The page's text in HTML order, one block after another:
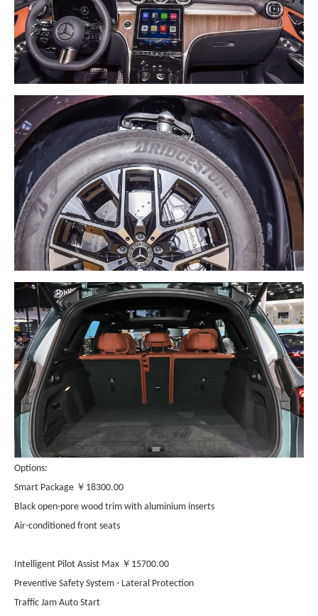
Options:
Smart Package ￥ 18300.00
Black open-pore wood trim with aluminium inserts
Air-conditioned front seats
Intelligent Pilot Assist Max ￥ 15700.00
Preventive Safety System - Lateral Protection
Traffic Jam Auto Start